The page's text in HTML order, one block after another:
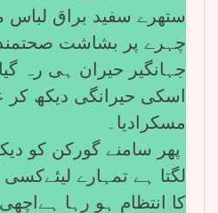
ستھرے سفید براق
چہرے پر بشاشت
جہانگیر حیران ہی رہ
اسکی حیرانگی دیکھ کر
مسکرادیا۔
لگتا ہے تمہارے
کا انتظام ہو رہا